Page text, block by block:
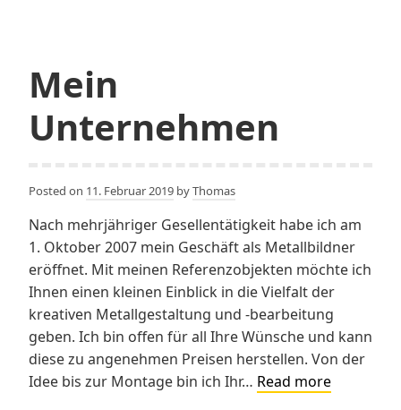
Mein
Unternehmen
Posted on 11. Februar 2019 byThomas
Nach mehrjähriger Gesellentätigkeit habe ich am
1. Oktober 2007 mein Geschäft als Metallbildner
eröffnet. Mit meinen Referenzobjekten möchte ich
Ihnen einen kleinen Einblick in die Vielfalt der
kreativen Metallgestaltung und -bearbeitung
geben. Ich bin offen für all Ihre Wünsche und kann
diese zu angenehmen Preisen herstellen. Von der
Idee bis zur Montage bin ich Ihr… Read moreMein